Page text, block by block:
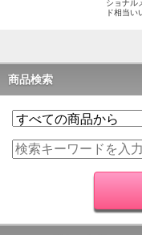
ショナル
ド相当い
商品検索